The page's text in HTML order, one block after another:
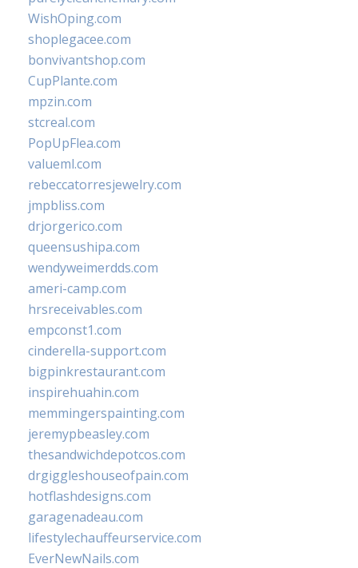
WishOping.com
shoplegacee.com
bonvivantshop.com
CupPlante.com
mpzin.com
stcreal.com
PopUpFlea.com
valueml.com
rebeccatorresjewelry.com
jmpbliss.com
drjorgerico.com
queensushipa.com
wendyweimerdds.com
ameri-camp.com
hrsreceivables.com
empconst1.com
cinderella-support.com
bigpinkrestaurant.com
inspirehuahin.com
memmingerspainting.com
jeremypbeasley.com
thesandwichdepotcos.com
drgiggleshouseofpain.com
hotflashdesigns.com
garagenadeau.com
lifestylechauffeurservice.com
EverNewNails.com